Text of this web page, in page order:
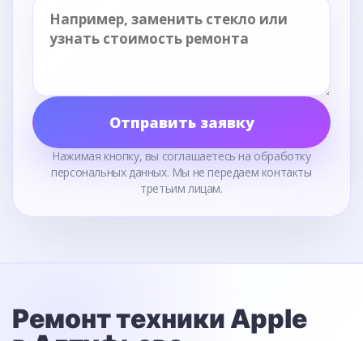
Отправить заявку
Нажимая кнопку, вы соглашаетесь на обработку
персональных данных. Мы не передаем контакты
третьим лицам.
Ремонт техники Apple